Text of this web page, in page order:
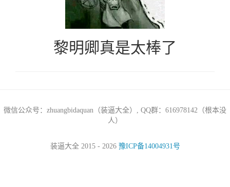
黎明卿真是太棒了
微信公众号：zhuangbidaquan（装逼大全）, QQ群：616978142（根本没
人）
装逼大全 2015 - 2026 豫ICP备14004931号